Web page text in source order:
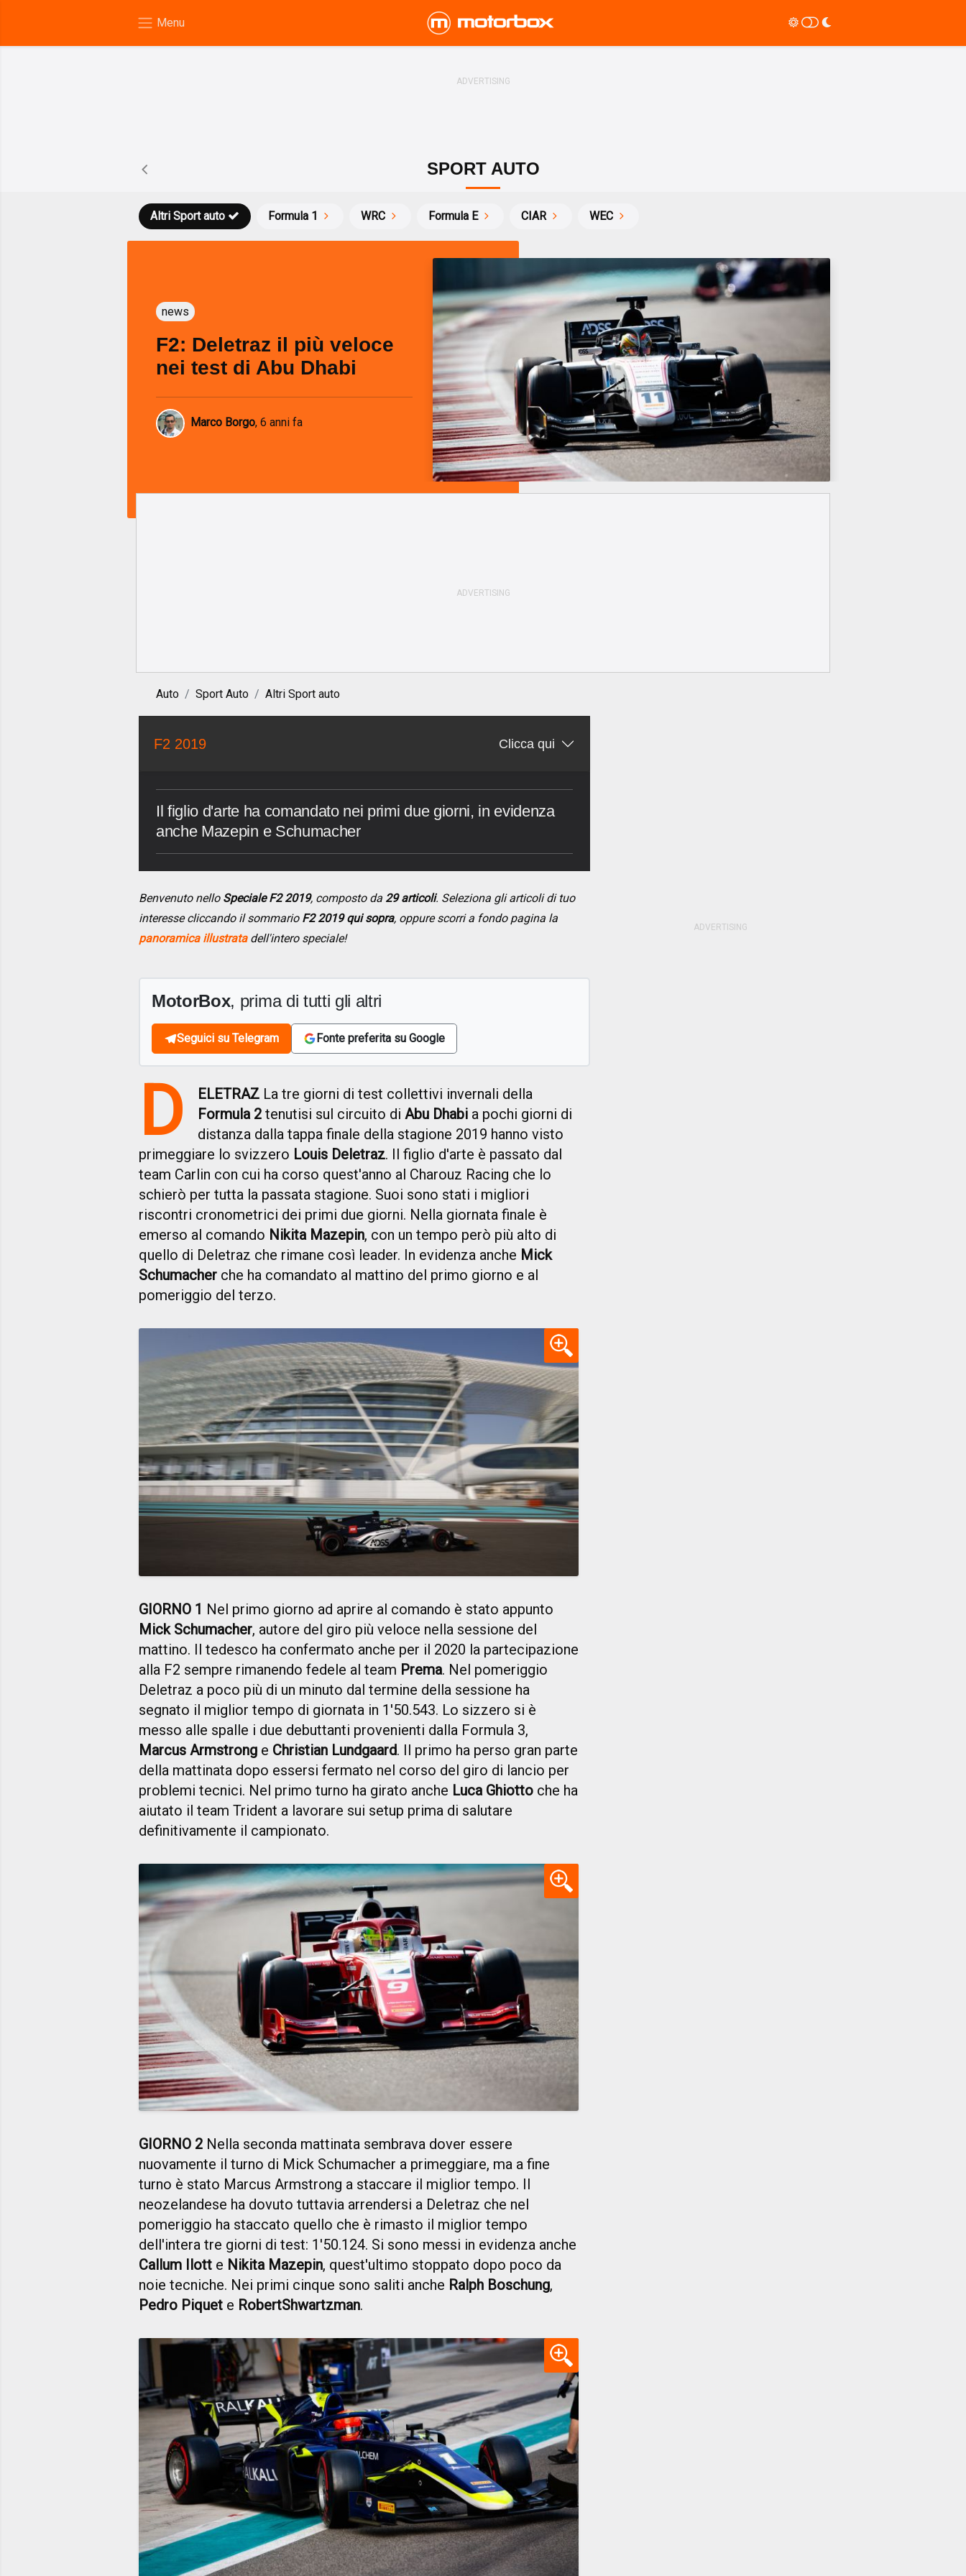
SPORT AUTO
Formula 1 WRC Formula E CIAR WEC
Altri Sport auto
news
F2: Deletraz il più veloce
nei test di Abu Dhabi
Marco Borgo, 6 anni fa
Auto Sport Auto Altri Sport auto
F2 2019 Clicca qui
Il figlio d'arte ha comandato nei primi due giorni, in evidenza
anche Mazepin e Schumacher
Benvenuto nello Speciale F2 2019, composto da 29 articoli. Seleziona gli articoli di tuo
interesse cliccando il sommario F2 2019 qui sopra, oppure scorri a fondo pagina la
panoramica illustratadell'intero speciale!
MotorBox, prima di tutti gli altri
Seguici su Telegram Fonte preferita su Google
D ELETRAZ La tre giorni di test collettivi invernali della
Formula 2 tenutisi sul circuito diAbu Dhabi a pochi giorni di
distanza dalla tappa finale della stagione 2019 hanno visto
primeggiare lo svizzero Louis Deletraz. Il figlio d'arte è passato dal
team Carlin con cui ha corso quest'anno al Charouz Racing che lo
schierò per tutta la passata stagione. Suoi sono stati i migliori
riscontri cronometrici dei primi due giorni. Nella giornata finale è
emerso al comando Nikita Mazepin, con un tempo però più alto di
quello di Deletraz che rimane così leader. In evidenza anche Mick
Schumacher che ha comandato al mattino del primo giorno e al
pomeriggio del terzo.
GIORNO 1 Nel primo giorno ad aprire al comando è stato appunto
Mick Schumacher, autore del giro più veloce nella sessione del
mattino. Il tedesco ha confermato anche per il 2020 la partecipazione
alla F2 sempre rimanendo fedele al team Prema. Nel pomeriggio
Deletraz a poco più di un minuto dal termine della sessione ha
segnato il miglior tempo di giornata in 1'50.543. Lo sizzero si è
messo alle spalle i due debuttanti provenienti dalla Formula 3,
Marcus Armstrong e Christian Lundgaard. Il primo ha perso gran parte
della mattinata dopo essersi fermato nel corso del giro di lancio per
problemi tecnici. Nel primo turno ha girato anche Luca Ghiotto che ha
aiutato il team Trident a lavorare sui setup prima di salutare
definitivamente il campionato.
GIORNO 2 Nella seconda mattinata sembrava dover essere
nuovamente il turno di Mick Schumacher a primeggiare, ma a fine
turno è stato Marcus Armstrong a staccare il miglior tempo. Il
neozelandese ha dovuto tuttavia arrendersi a Deletraz che nel
pomeriggio ha staccato quello che è rimasto il miglior tempo
dell'intera tre giorni di test: 1'50.124. Si sono messi in evidenza anche
Callum Ilott e Nikita Mazepin, quest'ultimo stoppato dopo poco da
noie tecniche. Nei primi cinque sono saliti anche Ralph Boschung,
Pedro Piquet e RobertShwartzman.